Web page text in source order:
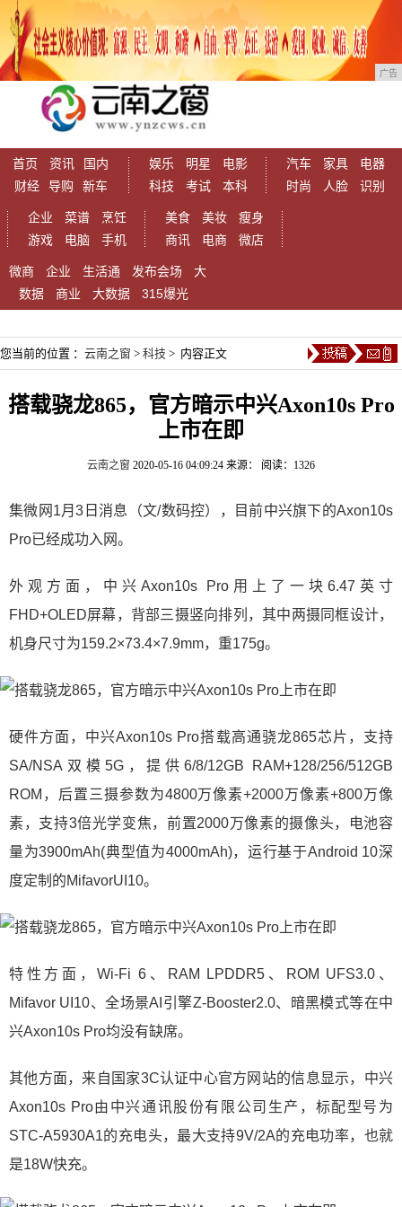
广告
首页 资讯
国内
财经
导购 新车
娱乐 明星
电影
科技
考试 本科
汽车 家具
电器
时尚
人脸 识别
企业 菜谱
烹饪
游戏
电脑 手机
美食 美妆
瘦身
商讯
电商 微店
微商 企业 生活通 发布会场
大
数据
商业 大数据 315爆光
您当前的位置 ： 云南之窗 > 科技 > 内容正文
搭载骁龙865，官方暗示中兴Axon10s Pro
上市在即
云南之窗 2020-05-16 04:09:24 来源： 阅读：1326
集微网1月3日消息（文/数码控），目前中兴旗下的Axon10s
Pro已经成功入网。
外观方面，中兴Axon10s Pro用上了一块6.47英寸
FHD+OLED屏幕，背部三摄竖向排列，其中两摄同框设计，
机身尺寸为159.2×73.4×7.9mm，重175g。
硬件方面，中兴Axon10s Pro搭载高通骁龙865芯片，支持
SA/NSA双模5G，提供6/8/12GB RAM+128/256/512GB
ROM，后置三摄参数为4800万像素+2000万像素+800万像
素，支持3倍光学变焦，前置2000万像素的摄像头，电池容
量为3900mAh(典型值为4000mAh)，运行基于Android 10深
度定制的MifavorUI10。
特性方面，Wi-Fi 6、RAM LPDDR5、ROM UFS3.0、
Mifavor UI10、全场景AI引擎Z-Booster2.0、暗黑模式等在中
兴Axon10s Pro均没有缺席。
其他方面，来自国家3C认证中心官方网站的信息显示，中兴
Axon10s Pro由中兴通讯股份有限公司生产，标配型号为
STC-A5930A1的充电头，最大支持9V/2A的充电功率，也就
是18W快充。